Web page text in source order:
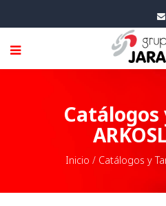
Catálogos
Inicio / Catálogos y